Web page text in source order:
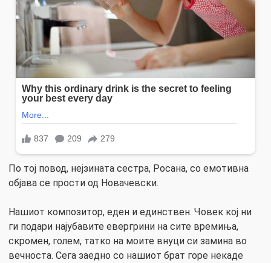
По тој повод, нејзината сестра, Росана, со емотивна
објава се прости од Новачевски.
Нашиот композитор, еден и единствен. Човек кој ни
ги подари најубавите евергрини на сите времиња,
скромен, голем, татко на моите внуци си замина во
вечноста. Сега заедно со нашиот брат горе некаде